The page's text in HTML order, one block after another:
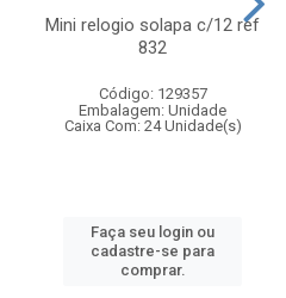
Mini relogio solapa c/12 ref
832
Código: 129357
Embalagem: Unidade
Caixa Com: 24 Unidade(s)
Faça seu login ou
cadastre-se para
comprar.